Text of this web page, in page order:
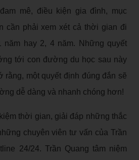
mê, điều kiện gia đình, mục
cần phải xem xét cả thời gian đi
năm hay 2, 4 năm. Những quyết
tới con đường du học sau này
rằng, một quyết định đúng đắn sẽ
dễ dàng và nhanh chóng hơn!
thời gian, giải đáp những thắc
chuyên viên tư vấn của Trần
24/24. Trần Quang tâm niệm